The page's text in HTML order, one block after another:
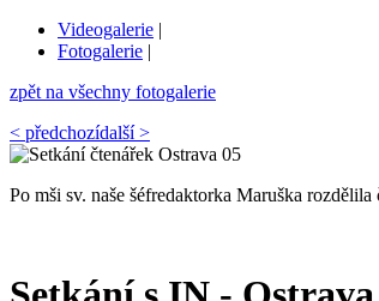
Videogalerie |
Fotogalerie |
zpět na všechny fotogalerie
< předchozídalší >
Po mši sv. naše šéfredaktorka Maruška